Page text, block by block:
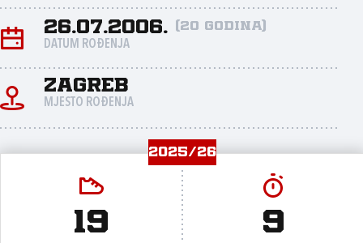
26.07.2006. (20 godina)
DATUM ROĐENJA
Zagreb
MJESTO ROĐENJA
2025/26
19 9